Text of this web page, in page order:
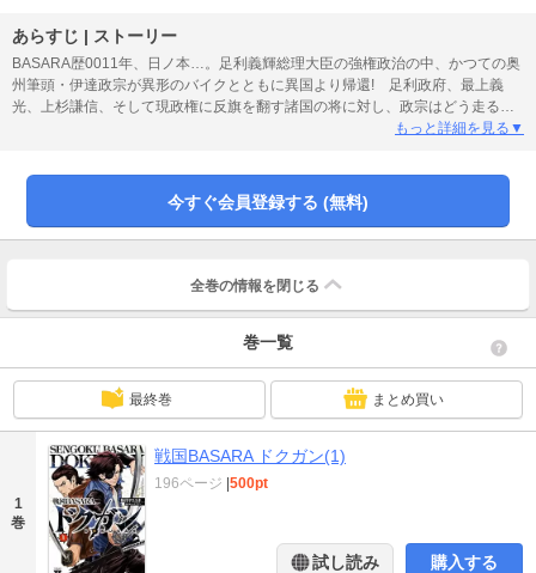
あらすじ | ストーリー
BASARA歴0011年、日ノ本…。足利義輝総理大臣の強権政治の中、かつての奥
州筆頭・伊達政宗が異形のバイクとともに異国より帰還! 足利政府、最上義
光、上杉謙信、そして現政権に反旗を翻す諸国の将に対し、政宗はどう走るの
か!? 大ヒットゲーム「戦国BASARA」の完全新作スピンオフ!!もっと詳細を見る▼
今すぐ会員登録する (無料)
全巻の情報を 閉じる
巻一覧
最終巻 まとめ買い
1
巻
戦国BASARA ドクガン(1)
196ページ 500pt
試し読み 購入する